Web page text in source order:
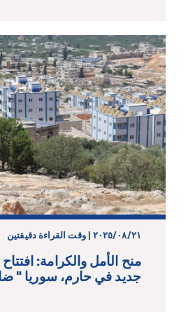
٢١‏/٠٨‏/٢٠٢٥ | وقت القراءة دقيقتين
منح الأمل والكرامة:
جديد في حارم، سوريا "